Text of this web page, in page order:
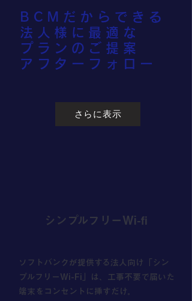
BCMだからできる
​法人様に最適な
プランのご提案
​アフターフォロー
さらに表示
シンプルフリーWi-fi
ソフトバンクが提供する法人向け「シン
プルフリーWi-Fi」は、工事不要で届いた
端末をコンセントに挿すだけ。